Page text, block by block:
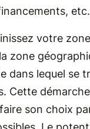
etc.
votre
zone
dans lequel se
Cette
son choix